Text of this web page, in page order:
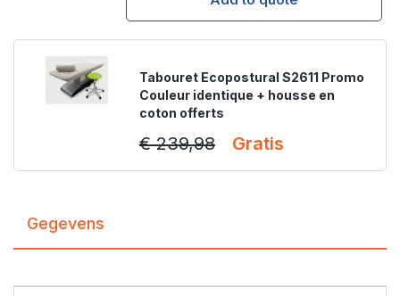
Tabouret Ecopostural S2611 Promo
Couleur identique + housse en
coton offerts
€ 239,98 Gratis
Gegevens